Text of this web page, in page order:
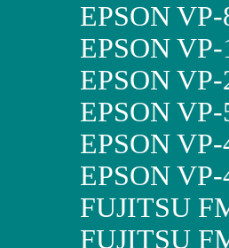
EPSON VP-
EPSON VP-
EPSON VP-
EPSON VP-
EPSON VP-
EPSON VP-
FUJITSU
FUJITSU